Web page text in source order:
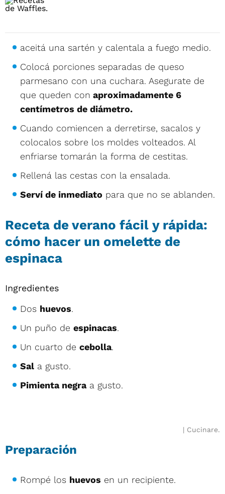
aceitá una sartén y calentala a fuego medio.
Colocá porciones separadas de queso
parmesano con una cuchara. Asegurate de
que queden con aproximadamente 6
centímetros de diámetro.
Cuando comiencen a derretirse, sacalos y
colocalos sobre los moldes volteados. Al
enfriarse tomarán la forma de cestitas.
Rellená las cestas con la ensalada.
Serví de inmediato para que no se ablanden.
Receta de verano fácil y rápida:
cómo hacer un omelette de
espinaca
Ingredientes
Dos huevos.
Un puño de espinacas.
Un cuarto de cebolla.
Sal a gusto.
Pimienta negraa gusto.
Cucinare.
Preparación
Rompé los huevos en un recipiente.